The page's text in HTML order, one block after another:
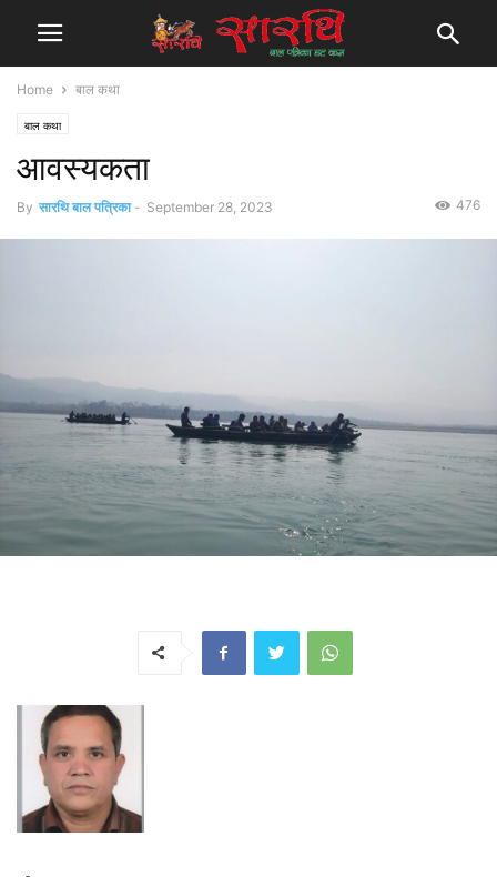
Home बाल कथा
बाल कथा
आवस्यकता
By सारथि बाल पत्रिका - September 28, 2023 476